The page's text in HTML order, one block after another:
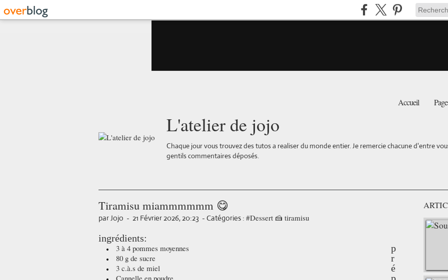
Accueil
L'atelier de jojo
Chaque jour vous trouvez des tutos a realiser du monde entier. Je remercie chacune d'entre
gentils commentaires déposés.
Tiramisu miammmmmm 😋
par Jojo - 21 Février 2026, 20:23 - Catégories : #Dessert 🍰 tiramisu
ingrédients:
3 à 4 pommes moyennes
80 g de sucre
3 c.à.s de miel
Cannelle en poudre
p
r
é